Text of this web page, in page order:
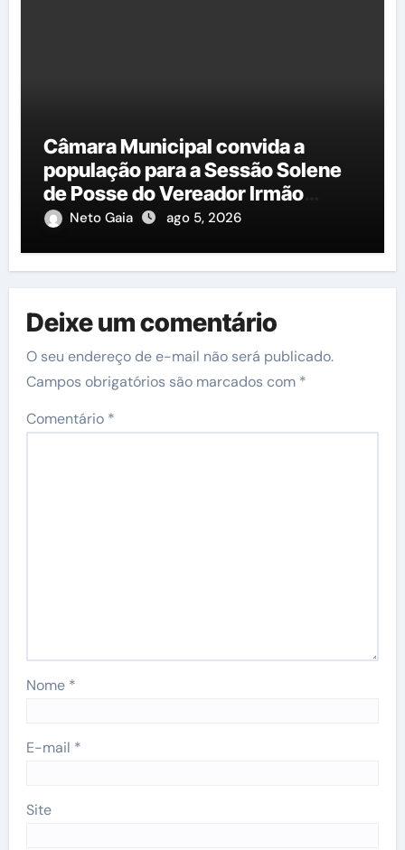
Câmara Municipal convida a
população para a Sessão Solene
de Posse do Vereador Irmão
Cícero
Neto Gaia ago 5, 2026
Deixe um comentário
O seu endereço de e-mail não será publicado.
Campos obrigatórios são marcados com *
Comentário *
Nome *
E-mail *
Site